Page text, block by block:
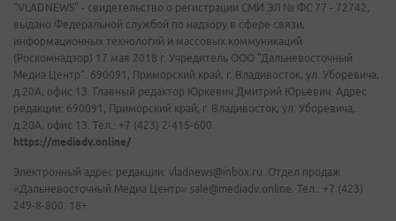
"VLADNEWS" - свидетельство о регистрации СМИ ЭЛ № ФС 77 - 72742,
выдано Федеральной службой по надзору в сфере связи,
информационных технологий и массовых коммуникаций
(Роскомнадзор) 17 мая 2018 г. Учредитель ООО "Дальневосточный
Медиа Центр". 690091, Приморский край, г. Владивосток, ул. Уборевича,
д.20А, офис 13. Главный редактор Юркевич Дмитрий Юрьевич. Адрес
редакции: 690091, Приморский край, г. Владивосток, ул. Уборевича,
д.20А, офис 13. Тел.: +7 (423) 2-415-600.
https://mediadv.online/
Электронный адрес редакции: vladnews@inbox.ru. Отдел продаж
«Дальневосточный Медиа Центр» sale@mediadv.online. Тел.: +7 (423)
249-8-800. 18+